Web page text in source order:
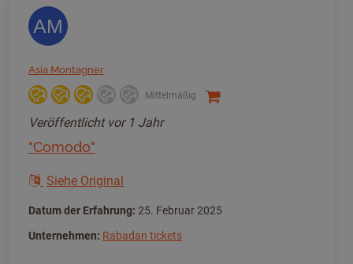
AM
Asia Montagner
Mittelmäßig
Veröffentlicht vor 1 Jahr
"Comodo"
Siehe Original
Datum der Erfahrung: 25. Februar 2025
Unternehmen: Rabadan tickets